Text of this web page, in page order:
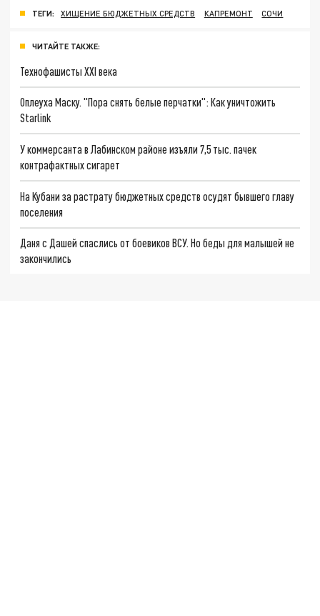
ТЕГИ: ХИЩЕНИЕ БЮДЖЕТНЫХ СРЕДСТВ КАПРЕМОНТ СОЧИ
ЧИТАЙТЕ ТАКЖЕ:
Технофашисты XXI века
Оплеуха Маску. "Пора снять белые перчатки": Как уничтожить
Starlink
У коммерсанта в Лабинском районе изъяли 7,5 тыс. пачек
контрафактных сигарет
На Кубани за растрату бюджетных средств осудят бывшего главу
поселения
Даня с Дашей спаслись от боевиков ВСУ. Но беды для малышей не
закончились